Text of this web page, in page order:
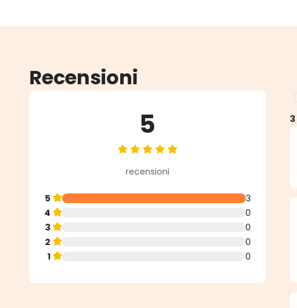
Recensioni
5
Valutazione media di 5 su 5 stelle
recensioni
5
3
4
0
3
0
2
0
1
0
3